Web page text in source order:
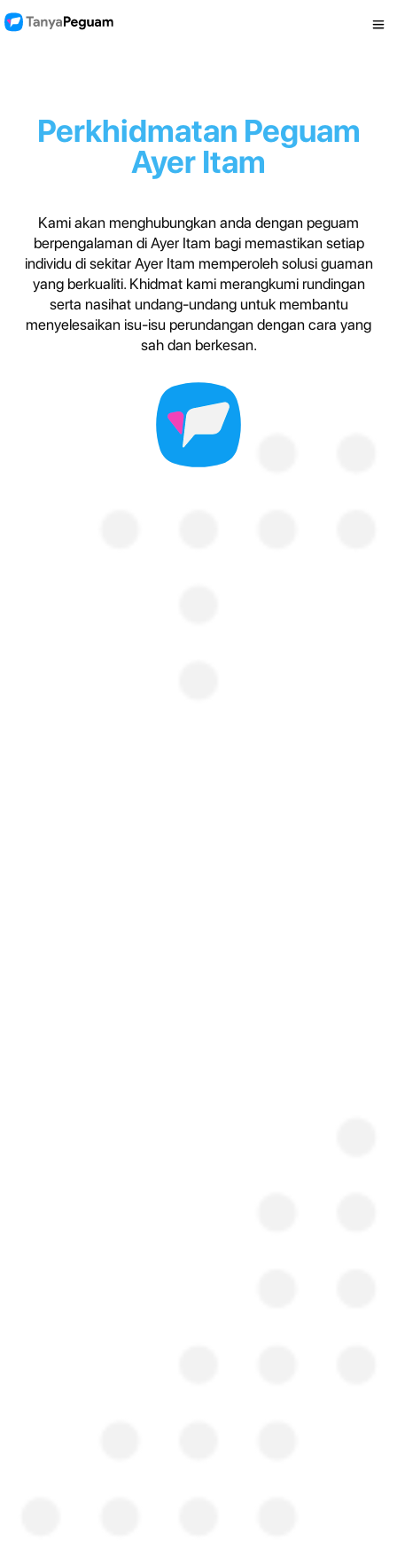
Perkhidmatan Peguam
Ayer Itam
Kami akan menghubungkan anda dengan peguam
berpengalaman di Ayer Itam bagi memastikan setiap
individu di sekitar Ayer Itam memperoleh solusi guaman
yang berkualiti. Khidmat kami merangkumi rundingan
serta nasihat undang-undang untuk membantu
menyelesaikan isu-isu perundangan dengan cara yang
sah dan berkesan.